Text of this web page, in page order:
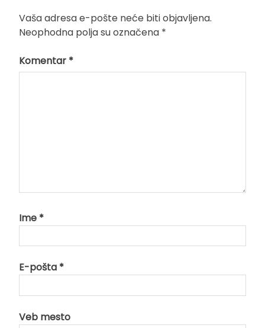
Vaša adresa e-pošte neće biti objavljena.
Neophodna polja su označena *
Komentar *
Ime *
E-pošta *
Veb mesto